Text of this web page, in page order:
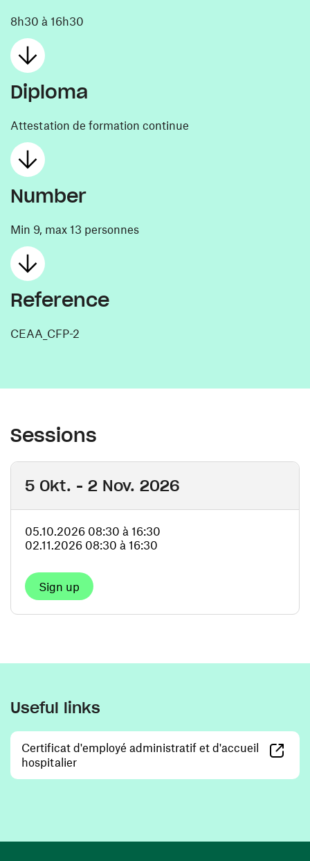
8h30 à 16h30
Diploma
Attestation de formation continue
Number
Min 9, max 13 personnes
Reference
CEAA_CFP-2
Sessions
5 Okt. - 2 Nov. 2026
05.10.2026 08:30 à 16:30
02.11.2026 08:30 à 16:30
Sign up
Useful links
Certificat d'employé administratif et d'accueil
hospitalier(opens in a new window)